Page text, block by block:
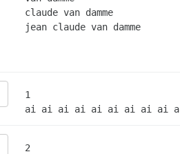
claude van damme
jean claude van damme
1
ai ai ai ai ai ai ai ai ai
2